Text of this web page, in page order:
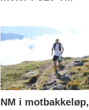
NM i motbakkeløp,